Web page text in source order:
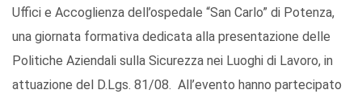
Uffici e Accoglienza dell’ospedale “San Carlo” di Potenza,
una giornata formativa dedicata alla presentazione delle
Politiche Aziendali sulla Sicurezza nei Luoghi di Lavoro, in
attuazione del D.Lgs. 81/08. All’evento hanno partecipato